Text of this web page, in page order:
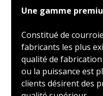
Une gamme
Constitué de
fabricants les plus
qualité de
ou la puissance est
clients désirent des